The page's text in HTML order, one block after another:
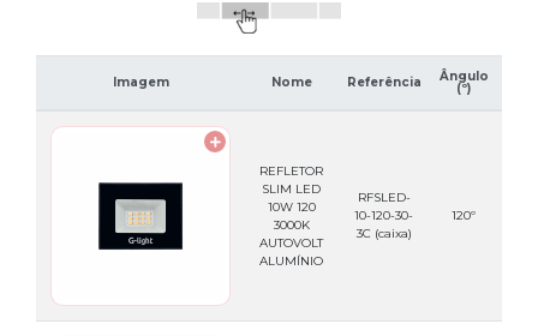
Imagem Nome Referência Ângulo
(º)
REFLETOR
SLIM LED
10W 120
3000K
AUTOVOLT
ALUMÍNIO
RFSLED-
10-120-30-
3C (caixa)
120º